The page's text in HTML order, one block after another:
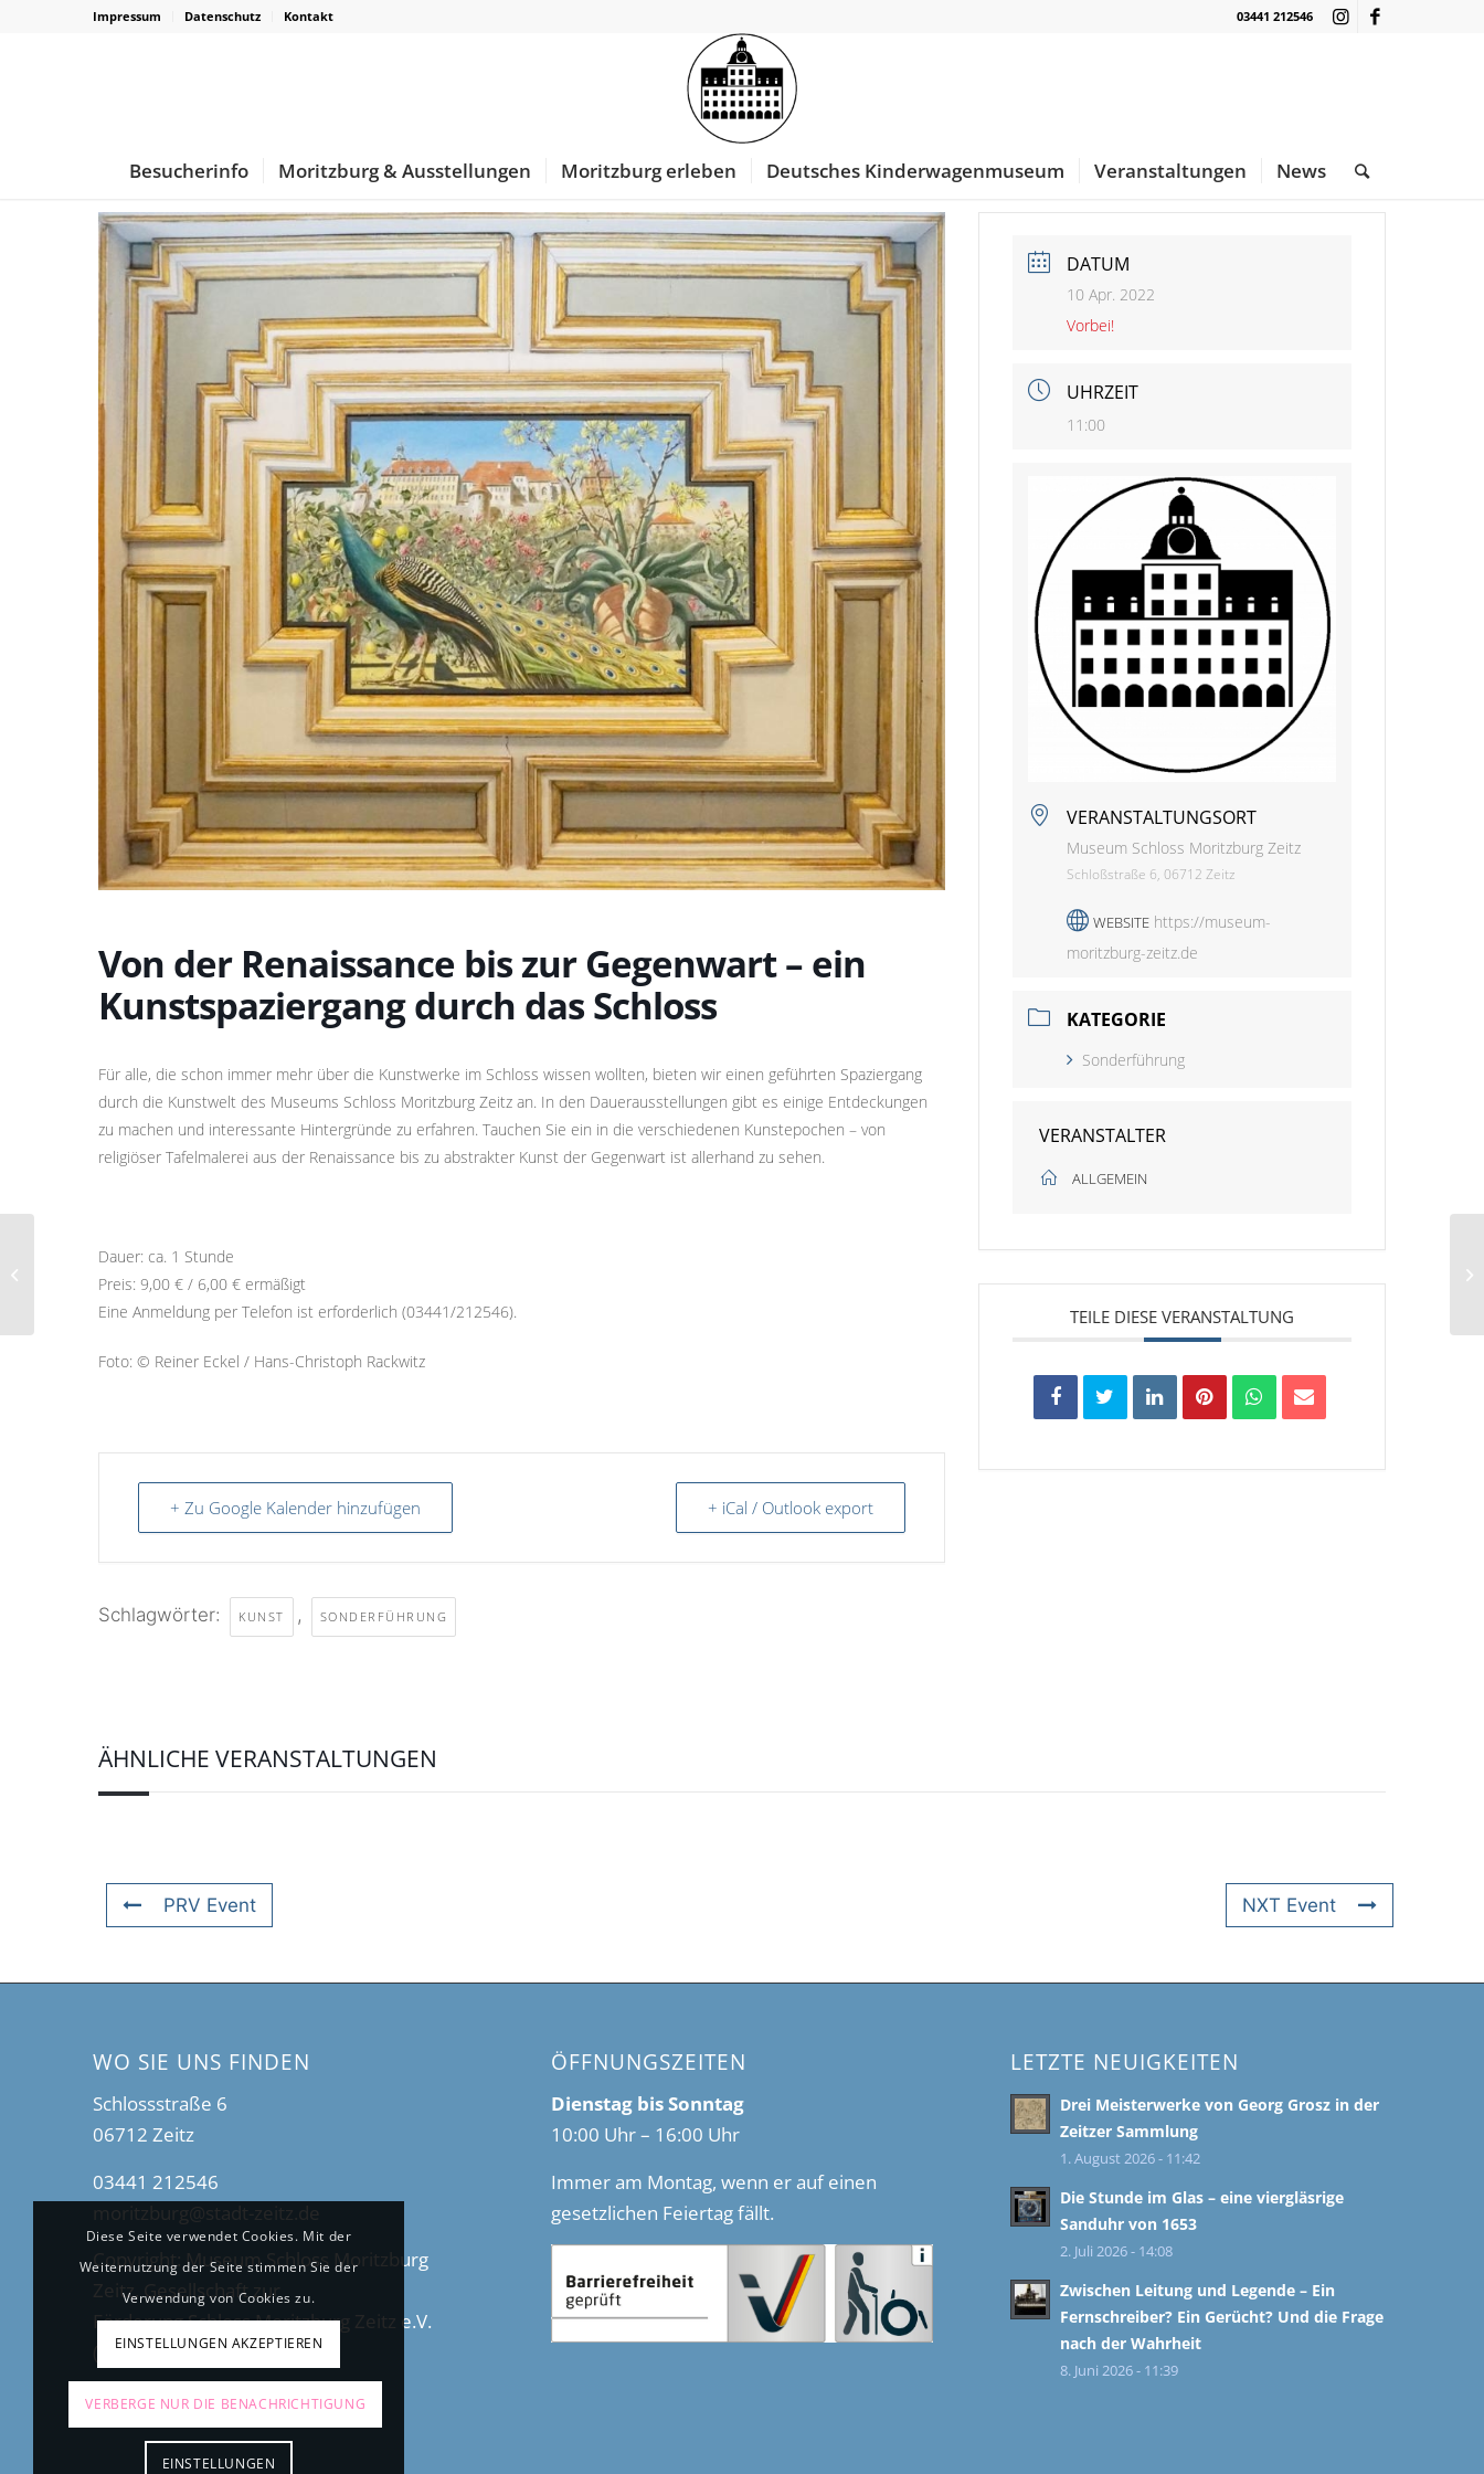
Impressum Datenschutz Kontakt 03441 212546
Besucherinfo Moritzburg & Ausstellungen Moritzburg erleben Deutsches Kinderwagenmuseum Veranstaltungen News
Von der Renaissance bis zur Gegenwart – ein
Kunstspaziergang durch das Schloss
Für alle, die schon immer mehr über die Kunstwerke im Schloss wissen wollten, bieten wir einen geführten Spaziergang
durch die Kunstwelt des Museums Schloss Moritzburg Zeitz an. In den Dauerausstellungen gibt es einige Entdeckungen
zu machen und interessante Hintergründe zu erfahren. Tauchen Sie ein in die verschiedenen Kunstepochen – von
religiöser Tafelmalerei aus der Renaissance bis zu abstrakter Kunst der Gegenwart ist allerhand zu sehen.
Dauer: ca. 1 Stunde
Preis: 9,00 € / 6,00 € ermäßigt
Eine Anmeldung per Telefon ist erforderlich (03441/212546).
Foto: © Reiner Eckel / Hans-Christoph Rackwitz
+ Zu Google Kalender hinzufügen + iCal / Outlook export
Schlagwörter: KUNST , SONDERFÜHRUNG
DATUM
10 Apr. 2022
Vorbei!
UHRZEIT
11:00
VERANSTALTUNGSORT
Museum Schloss Moritzburg Zeitz
Schloßstraße 6, 06712 Zeitz
WEBSITE https://museum-
moritzburg-zeitz.de
KATEGORIE
Sonderführung
VERANSTALTER
ALLGEMEIN
TEILE DIESE VERANSTALTUNG
ÄHNLICHE VERANSTALTUNGEN
PRV Event NXT Event
WO SIE UNS FINDEN
Schlossstraße 6
06712 Zeitz
03441 212546
moritzburg@stadt-zeitz.de
Copyright: Museum Schloss Moritzburg
Zeitz, Gesellschaft zur
Förderung Schloss Moritzburg Zeitz e.V.
(2025)
ÖFFNUNGSZEITEN
Dienstag bis Sonntag
10:00 Uhr – 16:00 Uhr
Immer am Montag, wenn er auf einen
gesetzlichen Feiertag fällt.
LETZTE NEUIGKEITEN
Drei Meisterwerke von Georg Grosz in der
Zeitzer Sammlung
1. August 2026 - 11:42
Die Stunde im Glas – eine viergläsrige
Sanduhr von 1653
2. Juli 2026 - 14:08
Zwischen Leitung und Legende – Ein
Fernschreiber? Ein Gerücht? Und die Frage
nach der Wahrheit
8. Juni 2026 - 11:39
Diese Seite verwendet Cookies. Mit der
Weiternutzung der Seite stimmen Sie der
Verwendung von Cookies zu.
EINSTELLUNGEN AKZEPTIEREN
VERBERGE NUR DIE BENACHRICHTIGUNG
EINSTELLUNGEN